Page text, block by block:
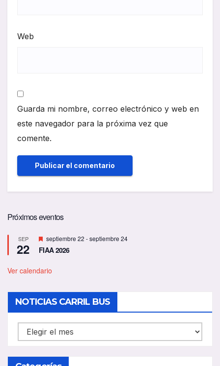
Web
Guarda mi nombre, correo electrónico y web en
este navegador para la próxima vez que
comente.
Próximos eventos
SEP
22
D
e
s
a
d
o
septiembre 22 -septiembre 24
FIAA 2026
Ver calendario
NOTICIAS CARRIL BUS
NOTICIAS
CARRIL
BUS